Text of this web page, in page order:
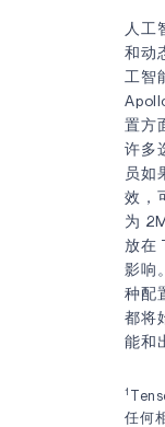
人工
和动
工智
置方
许多
员如
效，
为
放在
影响
种配
都将
能和
1
任何